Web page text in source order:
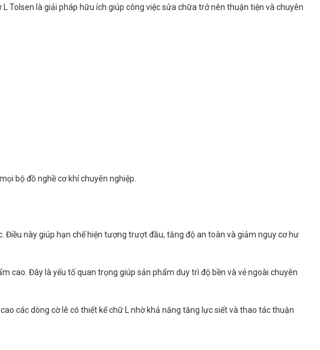
Tolsen là giải pháp hữu ích giúp công việc sửa chữa trở nên thuận tiện và chuyên
bộ đồ nghề cơ khí chuyên nghiệp.
Điều này giúp hạn chế hiện tượng trượt đầu, tăng độ an toàn và giảm nguy cơ hư
cao. Đây là yếu tố quan trọng giúp sản phẩm duy trì độ bền và vẻ ngoài chuyên
các dòng cờ lê có thiết kế chữ L nhờ khả năng tăng lực siết và thao tác thuận